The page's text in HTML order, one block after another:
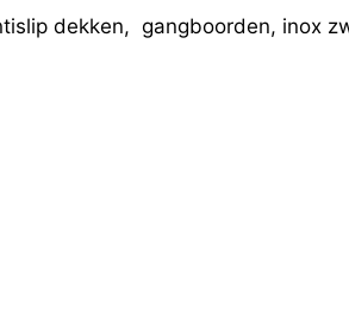
dekken, gangboorden, inox